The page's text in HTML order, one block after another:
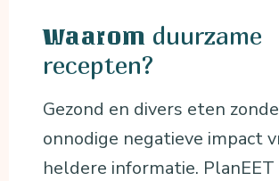
Waarom duurzame
recepten?
Gezond en divers eten
onnodige negatieve impact
heldere informatie.